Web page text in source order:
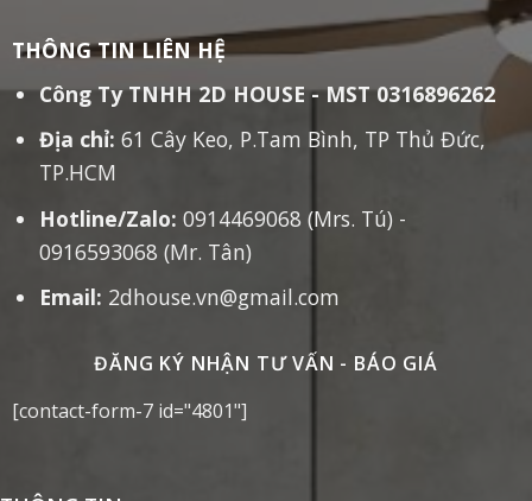
THÔNG TIN LIÊN HỆ
Công Ty TNHH 2D HOUSE - MST 0316896262
Địa chỉ: 61 Cây Keo, P.Tam Bình, TP Thủ Đức,
TP.HCM
Hotline/Zalo: 0914469068 (Mrs. Tú) -
0916593068 (Mr. Tân)
Email: 2dhouse.vn@gmail.com
ĐĂNG KÝ NHẬN TƯ VẤN - BÁO GIÁ
[contact-form-7 id="4801"]